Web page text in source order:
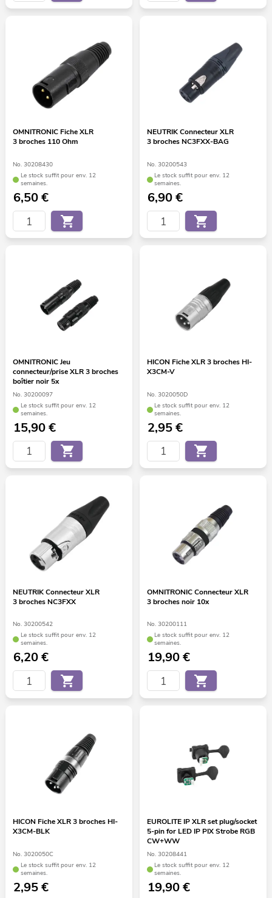
OMNITRONIC Fiche XLR
3 broches 110 Ohm
No. 30208430
Le stock suffit pour env. 12
semaines.
6,50€
NEUTRIK Connecteur XLR
3 broches NC3FXX-BAG
No. 30200543
Le stock suffit pour env. 12
semaines.
6,90€
OMNITRONIC Jeu
connecteur/prise XLR 3 broches
boîtier noir 5x
No. 30200097
Le stock suffit pour env. 12
semaines.
15,90€
HICON Fiche XLR 3 broches HI-
X3CM-V
No. 3020050D
Le stock suffit pour env. 12
semaines.
2,95€
NEUTRIK Connecteur XLR
3 broches NC3FXX
No. 30200542
Le stock suffit pour env. 12
semaines.
6,20€
OMNITRONIC Connecteur XLR
3 broches noir 10x
No. 30200111
Le stock suffit pour env. 12
semaines.
19,90€
HICON Fiche XLR 3 broches HI-
X3CM-BLK
No. 3020050C
Le stock suffit pour env. 12
semaines.
2,95€
EUROLITE IP XLR set plug/socket
5-pin for LED IP PIX Strobe RGB
CW+WW
No. 30208441
Le stock suffit pour env. 12
semaines.
19,90€